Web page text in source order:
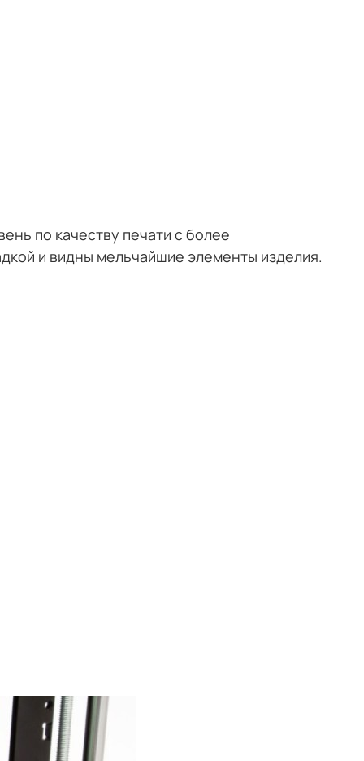
по качеству печати с более
и видны мельчайшие элементы изделия.